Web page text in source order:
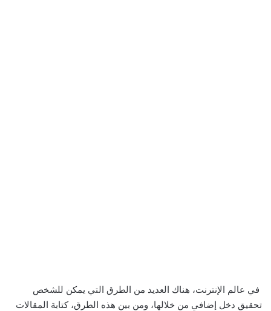
في عالم الإنترنت، هناك العديد من الطرق التي يمكن للشخص
تحقيق دخل إضافي من خلالها، ومن بين هذه الطرق، كتابة المقالات